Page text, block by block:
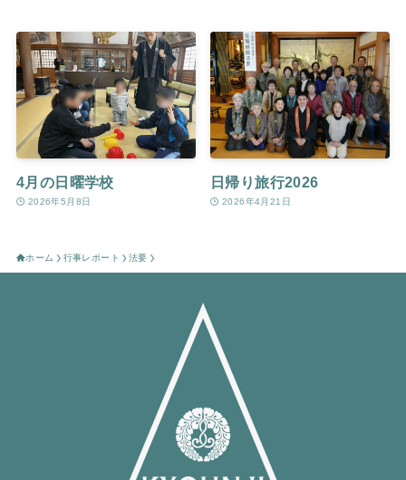
4月の日曜学校
2026年5月8日
日帰り旅行2026
2026年4月21日
ホーム 行事レポート 法要